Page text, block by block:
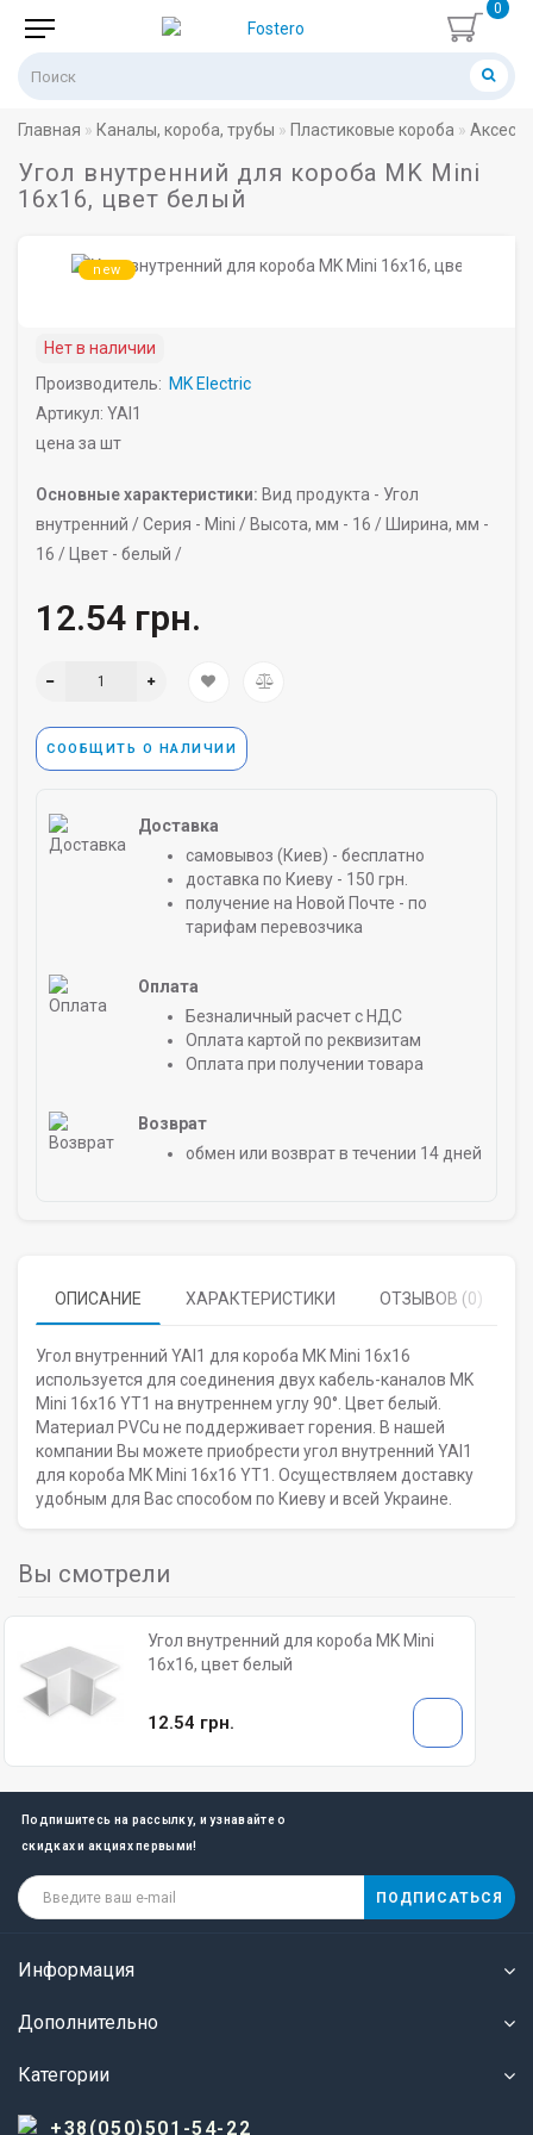
0
Главная Каналы, короба, трубы Пластиковые короба
Угол внутренний для короба MK Mini
16х16, цвет белый
new
Нет в наличии
Производитель: MK Electric
Артикул: YAI1
цена за шт
Основные характеристики: Вид продукта - Угол
внутренний /Серия - Mini / Высота, мм - 16 /
Ширина, мм -
16 / Цвет - белый /
12.54 грн.
СООБЩИТЬ О НАЛИЧИИ
Доставка
самовывоз (Киев) - бесплатно
доставка по Киеву - 150 грн.
получение на Новой Почте - по
тарифам перевозчика
Оплата
Безналичный расчет с НДС
Оплата картой по реквизитам
Оплата при получении товара
Возврат
обмен или возврат в течении 14 дней
ОПИСАНИЕ ХАРАКТЕРИСТИКИ ОТЗЫВОВ (0)
Угол внутренний YAI1 для короба MK Mini 16х16
используется для соединения двух кабель-каналов MK
Mini 16х16 YT1 на внутреннем углу 90°. Цвет белый.
Материал PVCu не поддерживает горения. В нашей
компании Вы можете приобрести угол внутренний YAI1
для короба MK Mini 16х16 YT1. Осуществляем доставку
удобным для Вас способом по Киеву и всей Украине.
Вы смотрели
Угол внутренний для короба MK Mini
16х16, цвет белый
12.54 грн.
Подпишитесь на рассылку, и узнавайте о
скидках и акциях первыми!
ПОДПИСАТЬСЯ
Информация
Дополнительно
Категории
+38(050)501-54-22